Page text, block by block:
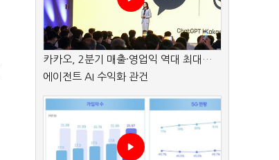
카카오, 2분기 매출·영업익 역대 최대…
에이전트 AI 수익화 관건